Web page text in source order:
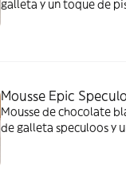
galleta y un toque de
Mousse Epic
Mousse de chocolate
de galleta speculoos y